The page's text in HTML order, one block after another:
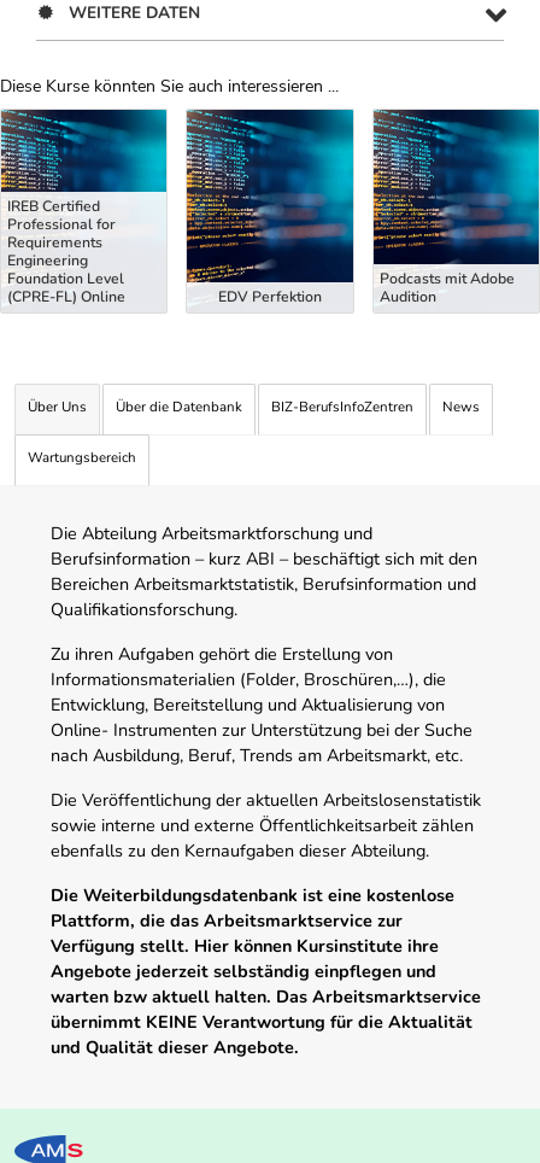
WEITERE DATEN
Diese Kurse könnten Sie auch interessieren ...
Uber Weiterbildungsvorschläge
IREB Certified
Professional for
Requirements
Engineering
Foundation Level
(CPRE-FL) Online
EDV Perfektion
Podcasts mit Adobe
Audition
Über Uns Über die Datenbank BIZ-BerufsInfoZentren News
Wartungsbereich
Die Abteilung Arbeitsmarktforschung und
Berufsinformation – kurz ABI – beschäftigt sich mit den
Bereichen Arbeitsmarktstatistik, Berufsinformation und
Qualifikationsforschung.
Zu ihren Aufgaben gehört die Erstellung von
Informationsmaterialien (Folder, Broschüren,…), die
Entwicklung, Bereitstellung und Aktualisierung von
Online- Instrumenten zur Unterstützung bei der Suche
nach Ausbildung, Beruf, Trends am Arbeitsmarkt, etc.
Die Veröffentlichung der aktuellen Arbeitslosenstatistik
sowie interne und externe Öffentlichkeitsarbeit zählen
ebenfalls zu den Kernaufgaben dieser Abteilung.
Die Weiterbildungsdatenbank ist eine kostenlose
Plattform, die das Arbeitsmarktservice zur
Verfügung stellt. Hier können Kursinstitute ihre
Angebote jederzeit selbständig einpflegen und
warten bzw aktuell halten. Das Arbeitsmarktservice
übernimmt KEINE Verantwortung für die Aktualität
und Qualität dieser Angebote.